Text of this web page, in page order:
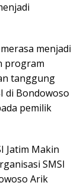
menjadi
program
tanggung
di Bondowoso
pemilik
Jatim Makin
SMSI
Arik